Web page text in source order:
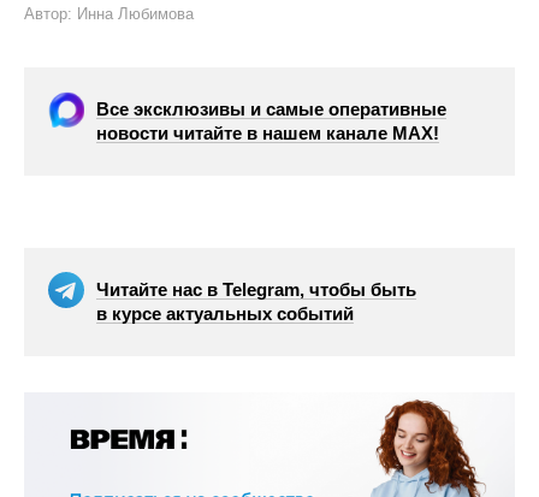
Автор: Инна Любимова
Все эксклюзивы и самые оперативные
новости читайте в нашем канале МАХ!
Читайте нас в Telegram, чтобы быть
в курсе актуальных событий